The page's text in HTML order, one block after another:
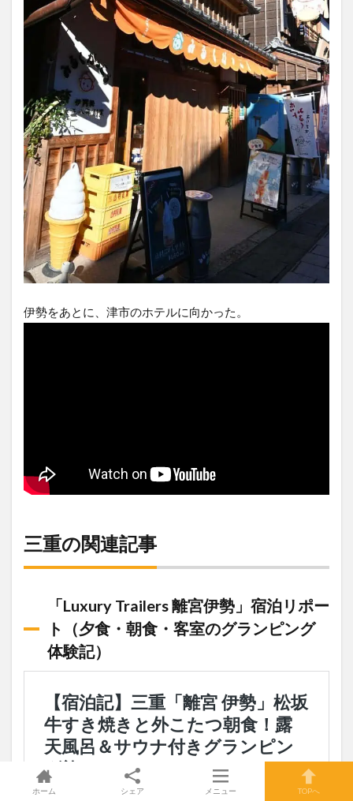
伊勢をあとに、津市のホテルに向かった。
三重の関連記事
「Luxury Trailers 離宮伊勢」宿泊リポー
ト（夕食・朝食・客室のグランピング
体験記）
ホーム シェア メニュー TOPへ